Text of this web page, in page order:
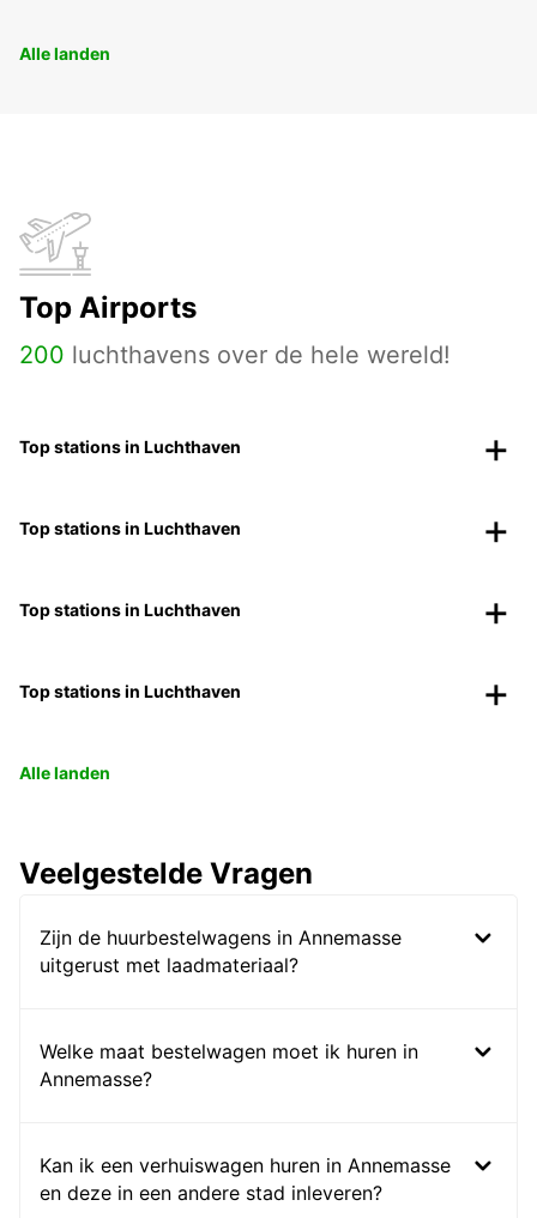
Alle landen
Top Airports
200 luchthavens over de hele wereld!
Top stations in Luchthaven
Top stations in Luchthaven
Top stations in Luchthaven
Top stations in Luchthaven
Alle landen
Veelgestelde Vragen
Zijn de huurbestelwagens in Annemasse
uitgerust met laadmateriaal?
Welke maat bestelwagen moet ik huren in
Annemasse?
Kan ik een verhuiswagen huren in Annemasse
en deze in een andere stad inleveren?